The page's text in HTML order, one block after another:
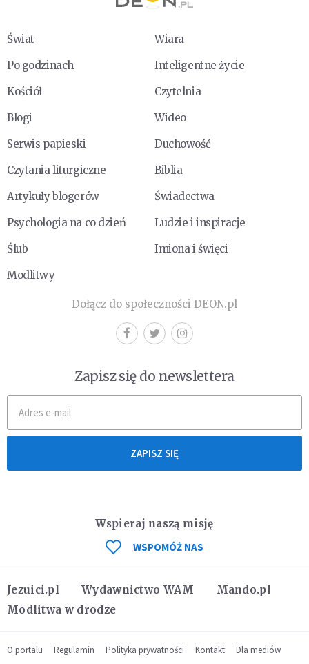
Świat
Wiara
Po godzinach
Inteligentne życie
Kościół
Czytelnia
Blogi
Wideo
Serwis papieski
Duchowość
Czytania liturgiczne
Biblia
Artykuły blogerów
Świadectwa
Psychologia na co dzień
Ludzie i inspiracje
Ślub
Imiona i święci
Modlitwy
Dołącz do społeczności DEON.pl
Zapisz się do newslettera
ZAPISZ SIĘ
Jezuici.pl Wydawnictwo WAM
Mando.pl
Modlitwa w drodze
Wspieraj naszą misję
WSPOMÓŻ NAS
O portalu Regulamin Polityka prywatności Kontakt
Dla mediów